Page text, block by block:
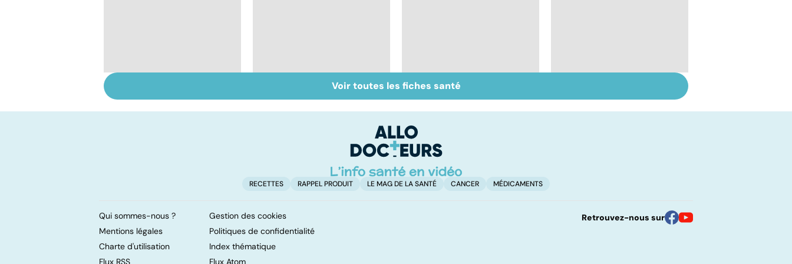
oligo-élément vital
Intestin irritable : le
régime FODMAP, une
Alimentation :
mangeons-nous trop
des épices
Voir toutes les fiches santé
RECETTES RAPPEL PRODUIT LE MAG DE LA SANTÉ CANCER MÉDICAMENTS
Qui sommes-nous ?
Gestion des cookies
Mentions légales
Politiques de confidentialité
Charte d'utilisation
Index thématique
Flux RSS
Flux Atom
Retrouvez-nous sur